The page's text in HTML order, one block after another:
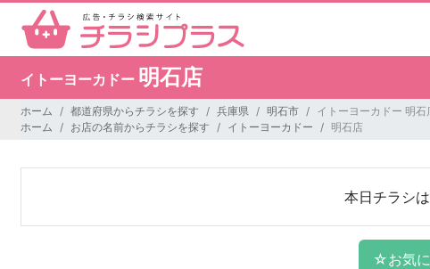
イトーヨーカドー 明石店
ホーム 都道府県からチラシを探す 兵庫県 明石市
イトーヨーカドー 明石
ホーム
お店の名前からチラシを探す イトーヨーカドー 明石店
本日チラシ